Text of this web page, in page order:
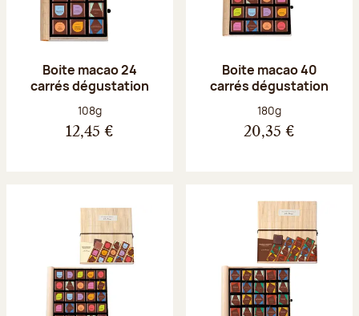
Boite macao 24
carrés dégustation
Poids net :
108g
12,45 €
Boite macao 40
carrés dégustation
Poids net :
180g
20,35 €